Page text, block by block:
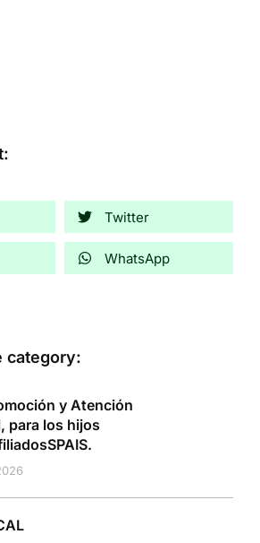
Twitter
WhatsApp
category:
y Atención
para los hijos